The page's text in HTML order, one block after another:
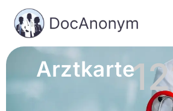
Arztkarte